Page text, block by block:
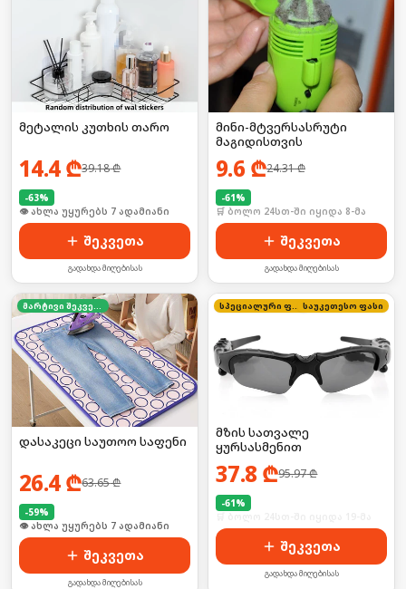
მეტალის კუთხის თარო
14.4₾39.18₾
-63%
🛒 ბოლო 24სთ-ში იყიდა 13-მა
შეკვეთა
გადახდა მიღებისას
მინი-მტვერსასრუტი
მაგიდისთვის
9.6 ₾24.31₾
-61%
🛒 ბოლო 24სთ-ში იყიდა 8-მა
შეკვეთა
გადახდა მიღებისას
მარტივი შეკვეთა
დასაკეცი საუთოო საფენი
26.4₾63.65₾
-59%
🛒 ბოლო 24სთ-ში იყიდა 10-მა
შეკვეთა
გადახდა მიღებისას
სპეციალური ფასი საუკეთესო ფასი
მზის სათვალე
ყურსასმენით
37.8 ₾95.97₾
-61%
შეკვეთა
გადახდა მიღებისას